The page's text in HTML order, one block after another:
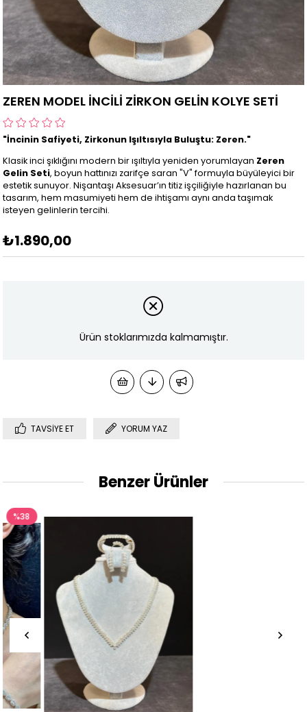
ZEREN MODEL İNCİLİ ZİRKON GELİN KOLYE SETİ
"İncinin Safiyeti, Zirkonun Işıltısıyla Buluştu: Zeren."
Klasik inci şıklığını modern bir ışıltıyla yeniden yorumlayan Zeren
Gelin Seti, boyun hattınızı zarifçe saran "V" formuyla büyüleyici bir
estetik sunuyor. Nişantaşı Aksesuar’ın titiz işçiliğiyle hazırlanan bu
tasarım, hem masumiyeti hem de ihtişamı aynı anda taşımak
isteyen gelinlerin tercihi.
₺1.890,00
Ürün stoklarımızda kalmamıştır.
TAVSIYE ET YORUM YAZ
Benzer Ürünler